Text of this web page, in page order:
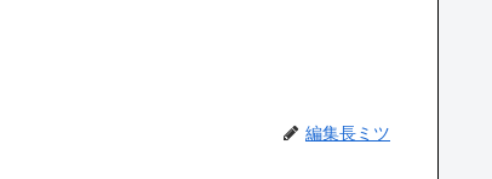
編集長ミツ